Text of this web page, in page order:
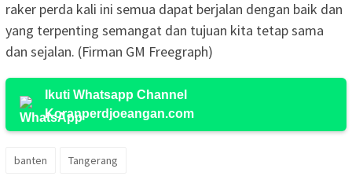
raker perda kali ini semua dapat berjalan dengan baik dan
yang terpenting semangat dan tujuan kita tetap sama
dan sejalan. (Firman GM Freegraph)
Ikuti Whatsapp Channel
Koranperdjoeangan.com
banten Tangerang